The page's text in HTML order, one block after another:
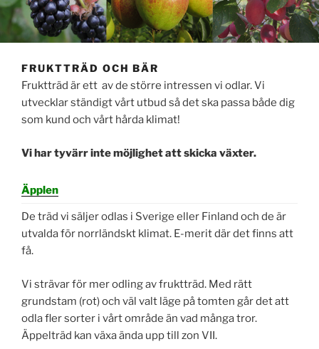
FRUKTTRÄD OCH BÄR
Fruktträd är ett av de större intressen vi odlar. Vi
utvecklar ständigt vårt utbud så det ska passa både dig
som kund och vårt hårda klimat!
Vi har tyvärr inte möjlighet att skicka växter.
Äpplen
De träd vi säljer odlas i Sverige eller Finland och de är
utvalda för norrländskt klimat. E-merit där det finns att
få.
Vi strävar för mer odling av fruktträd. Med rätt
grundstam (rot) och väl valt läge på tomten går det att
odla fler sorter i vårt område än vad många tror.
Äppelträd kan växa ända upp till zon VII.